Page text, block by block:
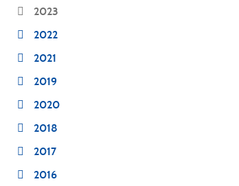
2023
2022
2021
2019
2020
2018
2017
2016